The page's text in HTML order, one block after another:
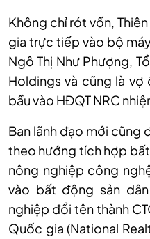
Không chỉ rót vốn,
gia trực tiếp vào bộ
Ngô Thị Như Phượng,
Holdings và cũng là vợ
bầu vào HĐQT NRC
Ban lãnh đạo mới cũng
theo hướng tích hợp
nông nghiệp công
vào bất động sản
nghiệp đổi tên thành
Quốc gia (National